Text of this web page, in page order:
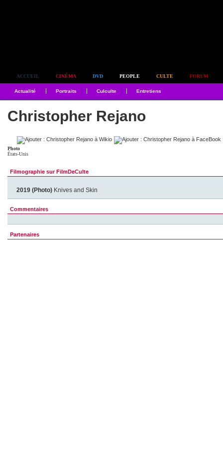
ACCUEIL CINÉMA DVD PEOPLE CULTE FORUM
Actualité Portraits Culculte Entretiens
Christopher Rejano
Photo
États-Unis
Filmographie sur FilmDeCulte
2019 (Photo) Knives and Skin
Commentaires
Partenaires